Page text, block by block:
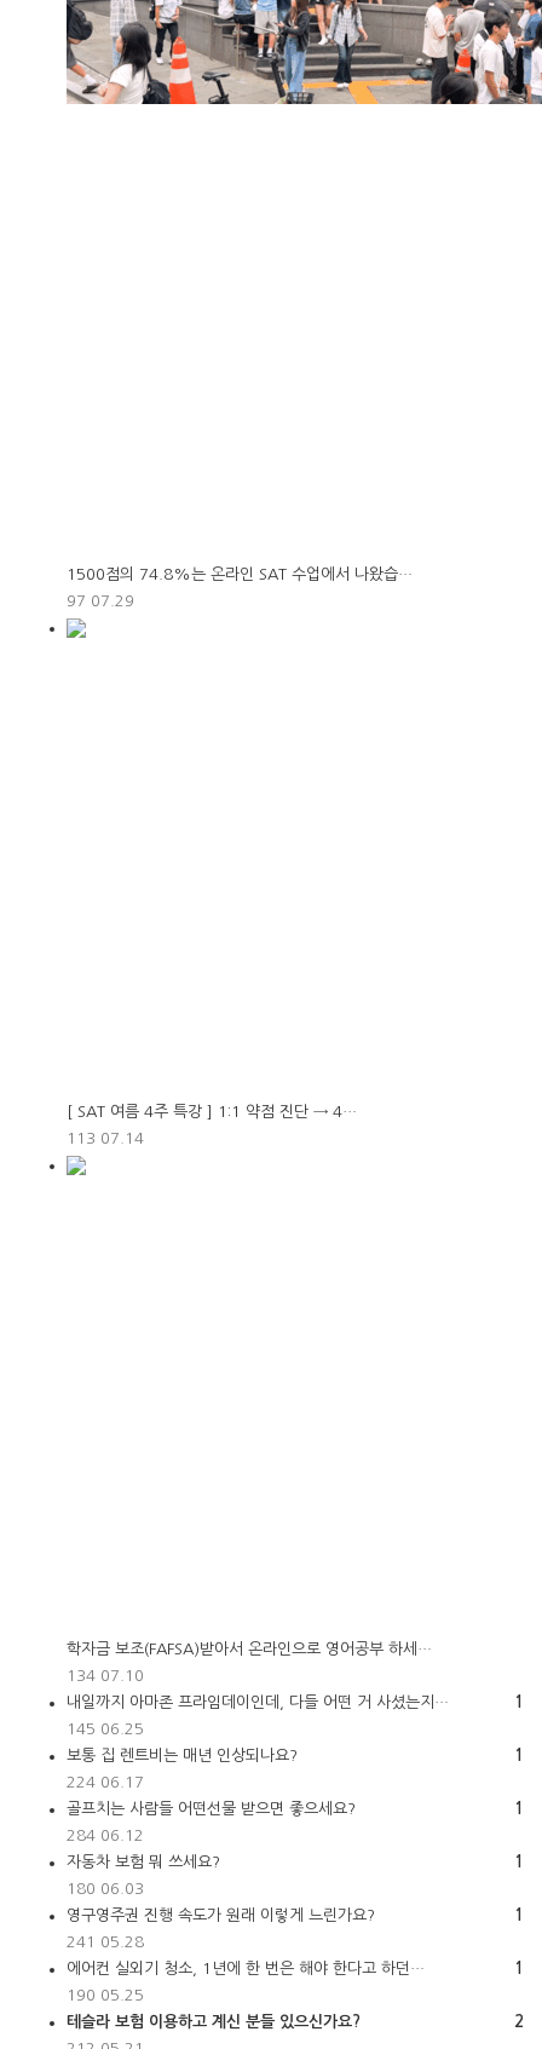
1500점의 74.8%는 온라인 SAT 수업에서 나왔습…
97 07.29
[ SAT 여름 4주 특강 ] 1:1 약점 진단 → 4…
113 07.14
학자금 보조(FAFSA)받아서 온라인으로 영어공부 하세…
134 07.10
1
내일까지 아마존 프라임데이인데, 다들 어떤 거 사셨는지…
145 06.25
1
보통 집 렌트비는 매년 인상되나요?
224 06.17
1
골프치는 사람들 어떤선물 받으면 좋으세요?
284 06.12
1
자동차 보험 뭐 쓰세요?
180 06.03
1
영구영주권 진행 속도가 원래 이렇게 느린가요?
241
05.28
1
에어컨 실외기 청소, 1년에 한 번은 해야 한다고 하던…
190 05.25
2
테슬라 보험 이용하고 계신 분들 있으신가요?